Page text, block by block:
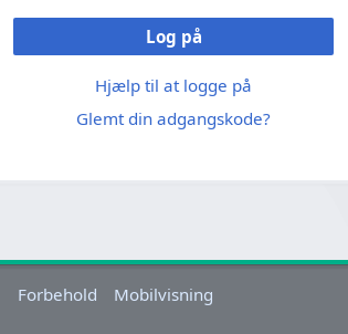
Log på
Hjælp til at logge på
Glemt din adgangskode?
Forbehold Mobilvisning